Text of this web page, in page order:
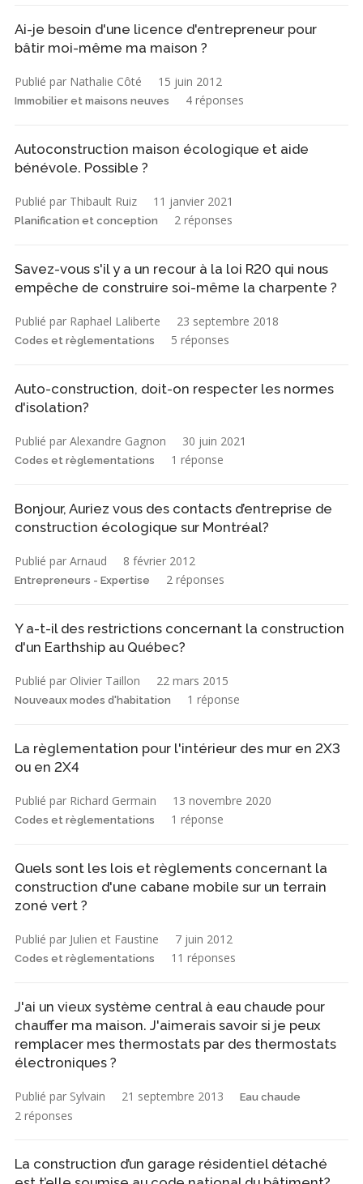
Ai-je besoin d'une licence d'entrepreneur pour
bâtir moi-même ma maison ?
Publié par Nathalie Côté 15 juin 2012
Immobilier et maisons neuves 4 réponses
Autoconstruction maison écologique et aide
bénévole. Possible ?
Publié par Thibault Ruiz 11 janvier 2021
Planification et conception 2 réponses
Savez-vous s'il y a un recour à la loi R20 qui nous
empêche de construire soi-même la charpente ?
Publié par Raphael Laliberte 23 septembre 2018
Codes et règlementations 5 réponses
Auto-construction, doit-on respecter les normes
d'isolation?
Publié par Alexandre Gagnon 30 juin 2021
Codes et règlementations 1 réponse
Bonjour, Auriez vous des contacts d’entreprise de
construction écologique sur Montréal?
Publié par Arnaud 8 février 2012
Entrepreneurs - Expertise 2 réponses
Y a-t-il des restrictions concernant la construction
d'un Earthship au Québec?
Publié par Olivier Taillon 22 mars 2015
Nouveaux modes d'habitation 1 réponse
La règlementation pour l'intérieur des mur en 2X3
ou en 2X4
Publié par Richard Germain 13 novembre 2020
Codes et règlementations 1 réponse
Quels sont les lois et règlements concernant la
construction d'une cabane mobile sur un terrain
zoné vert ?
Publié par Julien et Faustine 7 juin 2012
Codes et règlementations 11 réponses
J'ai un vieux système central à eau chaude pour
chauffer ma maison. J'aimerais savoir si je peux
remplacer mes thermostats par des thermostats
électroniques ?
Publié par Sylvain 21 septembre 2013 Eau chaude
2 réponses
La construction d’un garage résidentiel détaché